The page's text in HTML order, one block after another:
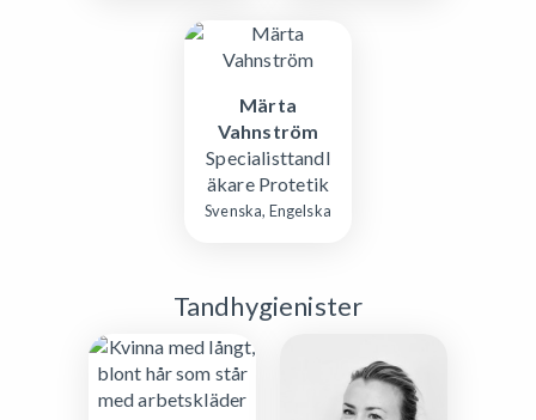
Märta
Vahnström
Specialisttandl
äkare Protetik
Svenska, Engelska
Tandhygienister